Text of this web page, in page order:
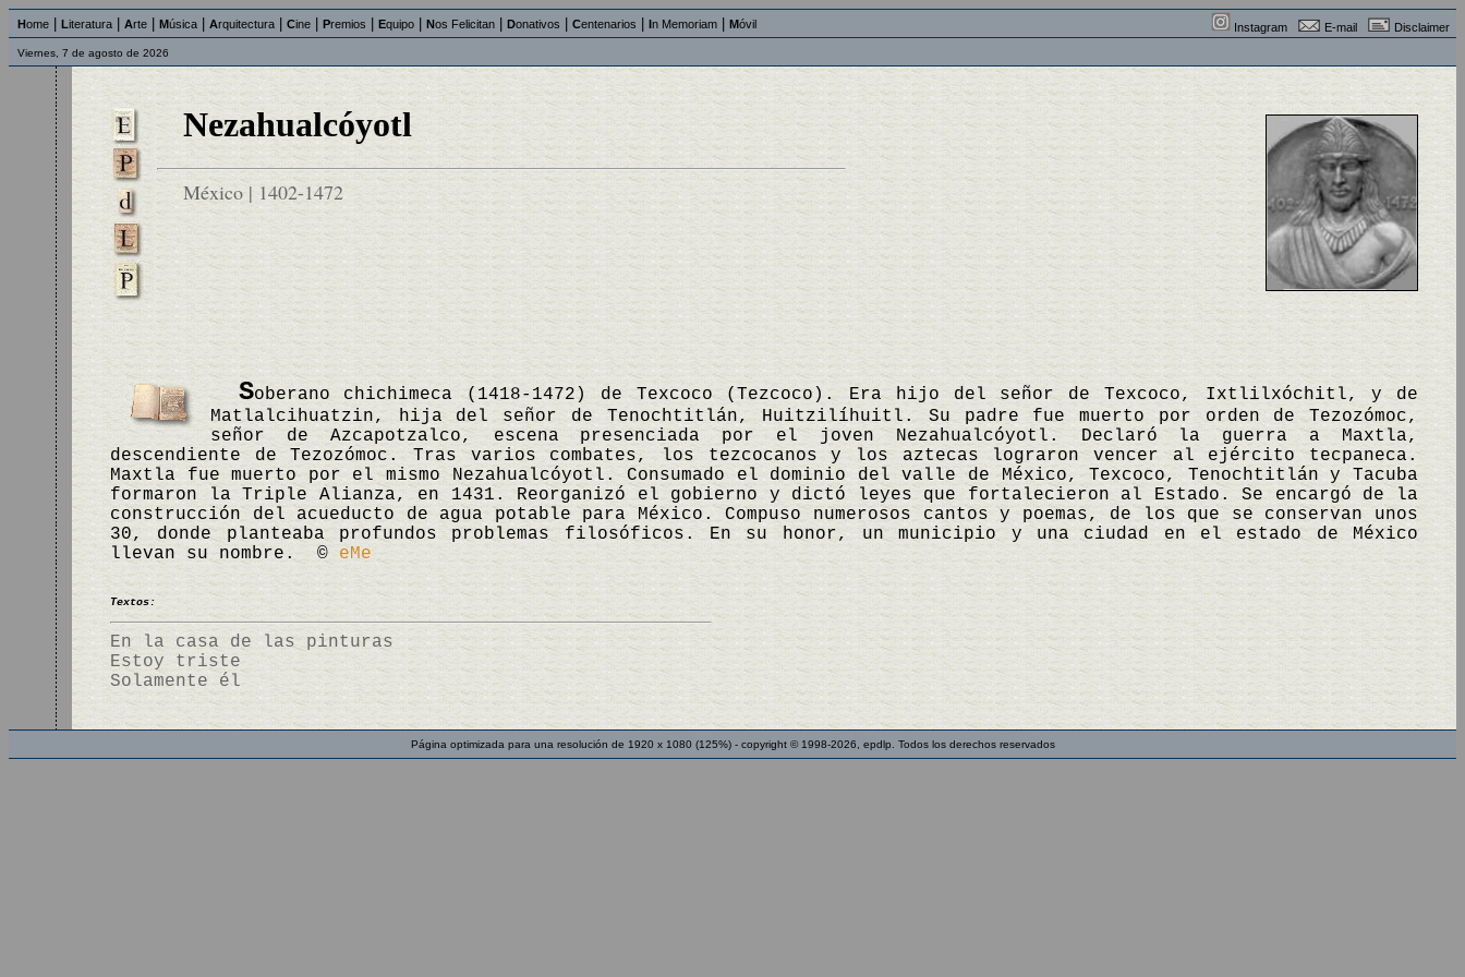
Home Literatura Arte Música Arquitectura Cine Premios Equipo Nos Felicitan Donativos Centenarios In Memoriam Móvil Instagram E-mail Disclaimer
Viernes, 7 de agosto de 2026
Nezahualcóyotl
México | 1402-1472
Soberano chichimeca (1418-1472) de Texcoco (Tezcoco). Era hijo del señor de Texcoco, Ixtlilxóchitl, y de
Matlalcihuatzin, hija del señor de Tenochtitlán, Huitzilíhuitl. Su padre fue muerto por orden de Tezozómoc,
señor de Azcapotzalco, escena presenciada por el joven Nezahualcóyotl. Declaró la guerra a Maxtla,
descendiente de Tezozómoc. Tras varios combates, los tezcocanos y los aztecas lograron vencer al ejército tecpaneca.
Maxtla fue muerto por el mismo Nezahualcóyotl. Consumado el dominio del valle de México, Texcoco, Tenochtitlán y Tacuba
formaron la Triple Alianza, en 1431. Reorganizó el gobierno y dictó leyes que fortalecieron al Estado. Se encargó de la
construcción del acueducto de agua potable para México. Compuso numerosos cantos y poemas, de los que se conservan unos
30, donde planteaba profundos problemas filosóficos. En su honor, un municipio y una ciudad en el estado de México
llevan su nombre. © eMe
Textos:
En la casa de las pinturas
Estoy triste
Solamente él
Página optimizada para una resolución de 1920 x 1080 (125%) - copyright © 1998-2026, epdlp. Todos los derechos reservados